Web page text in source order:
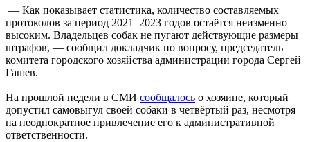
— Как показывает статистика, количество составляемых
протоколов за период 2021–2023 годов остаётся неизменно
высоким. Владельцев собак не пугают действующие размеры
штрафов, — сообщил докладчик по вопросу, председатель
комитета городского хозяйства администрации города Сергей
Гашев.
На прошлой недели в СМИ сообщалось о хозяине, который
допустил самовыгул своей собаки в четвёртый раз, несмотря
на неоднократное привлечение его к административной
ответственности.